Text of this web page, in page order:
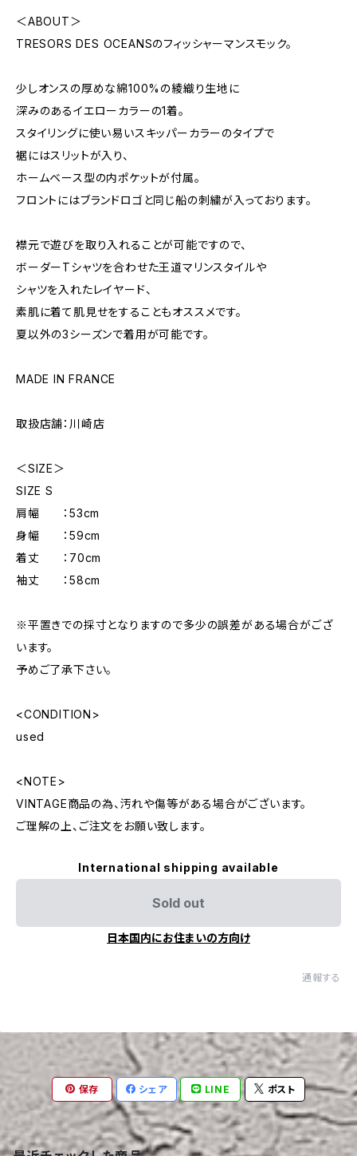
＜ABOUT＞
TRESORS DES OCEANSのフィッシャーマンスモック。
少しオンスの厚めな綿100%の綾織り生地に
深みのあるイエローカラーの1着。
スタイリングに使い易いスキッパーカラーのタイプで
裾にはスリットが入り、
ホームベース型の内ポケットが付属。
フロントにはブランドロゴと同じ船の刺繍が入っております。
襟元で遊びを取り入れることが可能ですので、
ボーダーTシャツを合わせた王道マリンスタイルや
シャツを入れたレイヤード、
素肌に着て肌見せをすることもオススメです。
夏以外の3シーズンで着用が可能です。
MADE IN FRANCE
取扱店舗：川崎店
＜SIZE＞
SIZE S
肩幅 ：53cm
身幅 ：59cm
着丈 ：70cm
袖丈 ：58cm
※平置きでの採寸となりますので多少の誤差がある場合がござ
います。
予めご了承下さい。
<CONDITION>
used
<NOTE>
VINTAGE商品の為、汚れや傷等がある場合がございます。
ご理解の上、ご注文をお願い致します。
International shipping available
Sold out
日本国内にお住まいの方向け
通報する
保存 シェア LINE ポスト